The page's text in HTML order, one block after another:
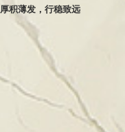
厚积薄发，行稳致远